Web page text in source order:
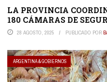
LA PROVINCIA
180 CÁMARAS DE
28 AGOSTO, 2025 PUBLICADO POR
ARGENTINA & GOBIERNOS